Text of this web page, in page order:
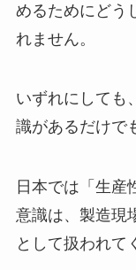
めるためにどう
れません。
いずれにしても
識があるだけで
日本では「生産
意識は、製造現
として扱われて